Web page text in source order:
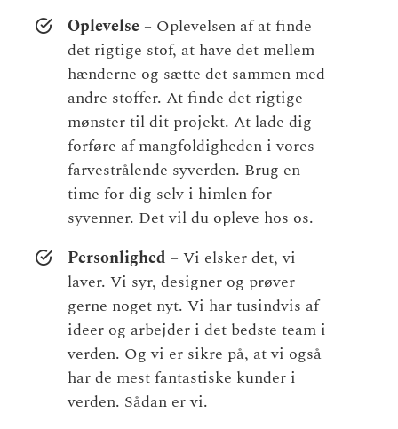
Oplevelse – Oplevelsen af at finde
det rigtige stof, at have det mellem
hænderne og sætte det sammen med
andre stoffer. At finde det rigtige
mønster til dit projekt. At lade dig
forføre af mangfoldigheden i vores
farvestrålende syverden. Brug en
time for dig selv i himlen for
syvenner. Det vil du opleve hos os.
Personlighed – Vi elsker det, vi
laver. Vi syr, designer og prøver
gerne noget nyt. Vi har tusindvis af
ideer og arbejder i det bedste team i
verden. Og vi er sikre på, at vi også
har de mest fantastiske kunder i
verden. Sådan er vi.